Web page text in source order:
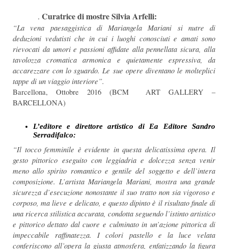
. Curatrice di mostre Silvia Arfelli:
“La vena paesaggistica di Mariangela Mariani si nutre di
deduzioni vedutisti che in cui i luoghi conosciuti e amati sono
rievocati da umori e passioni affidate alla pennellata sicura, alla
tavolozza cromatica armonica e quietamente espressiva, da
accarezzare con lo sguardo. Le sue opere diventano le molteplici
tappe di un viaggio interiore”.
Barcellona, Ottobre 2016 (BCM ART GALLERY –
BARCELLONA)
L’editore e direttore artistico di Ea Editore Sandro
Serradifalco:
“Il tocco femminile è evidente in questa delicatissima opera. Il
gesto pittorico eseguito con leggiadria e dolcezza senza venir
meno allo spirito romantico e gentile del soggetto e dell’intera
composizione. L’artista Mariangela Mariani, mostra una grande
sicurezza d’esecuzione nonostante il suo tratto non sia vigoroso e
corposo, ma lieve e delicato, e questo dipinto è il risultato finale di
una ricerca stilistica accurata, condotta seguendo l’istinto artistico
e pittorico dettato dal cuore e culminato in un’azione pittorica di
impeccabile raffinatezza. I colori pastello e la luce velata
conferiscono all’opera la giusta atmosfera, enfatizzando la figura